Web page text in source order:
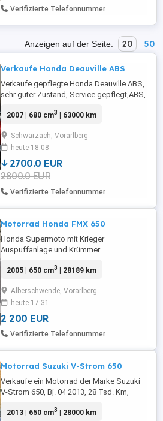
Verifizierte Telefonnummer
Anzeigen auf der Seite: 20 50
Verkaufe Honda Deauville ABS
Verkaufe gepflegte Honda Deauville ABS,
sehr guter Zustand, Service gepflegt,ABS,
angemeldet war ist es auch nicht mehr
2007 | 680 cm3 | 63000 km
Schwarzach, Vorarlberg
heute 18:08
2700.0 EUR
2800.0 EUR
Verifizierte Telefonnummer
Motorrad Honda FMX 650
Honda Supermoto mit Krieger
Auspuffanlage und Krümmer
2005 | 650 cm3 | 28189 km
Alberschwende, Vorarlberg
heute 17:31
2 200 EUR
Verifizierte Telefonnummer
Motorrad Suzuki V-Strom 650
Verkaufe ein Motorrad der Marke Suzuki
V-Strom 650, Bj. 04 2013, 28 Tsd. Km,
EXTRAS: GIVI Koffer, Handprotektoren,
2013 | 650 cm3 | 28000 km